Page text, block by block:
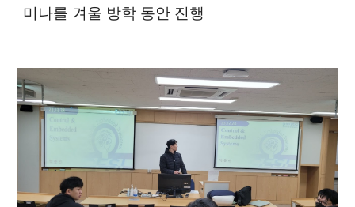
미나를 겨울 방학 동안 진행